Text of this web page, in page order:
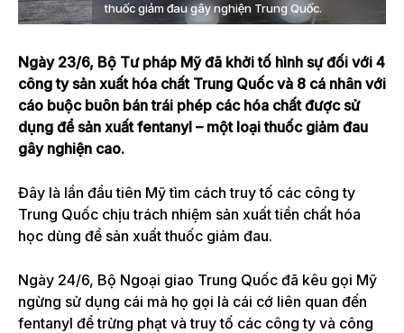
thuốc giảm đau gây nghiện Trung Quốc.
Ngày 23/6, Bộ Tư pháp Mỹ đã khởi tố hình sự đối với 4
công ty sản xuất hóa chất Trung Quốc và 8 cá nhân với
cáo buộc buôn bán trái phép các hóa chất được sử
dụng để sản xuất fentanyl – một loại thuốc giảm đau
gây nghiện cao.
Đây là lần đầu tiên Mỹ tìm cách truy tố các công ty
Trung Quốc chịu trách nhiệm sản xuất tiền chất hóa
học dùng để sản xuất thuốc giảm đau.
Ngày 24/6, Bộ Ngoại giao Trung Quốc đã kêu gọi Mỹ
ngừng sử dụng cái mà họ gọi là cái cớ liên quan đến
fentanyl để trừng phạt và truy tố các công ty và công